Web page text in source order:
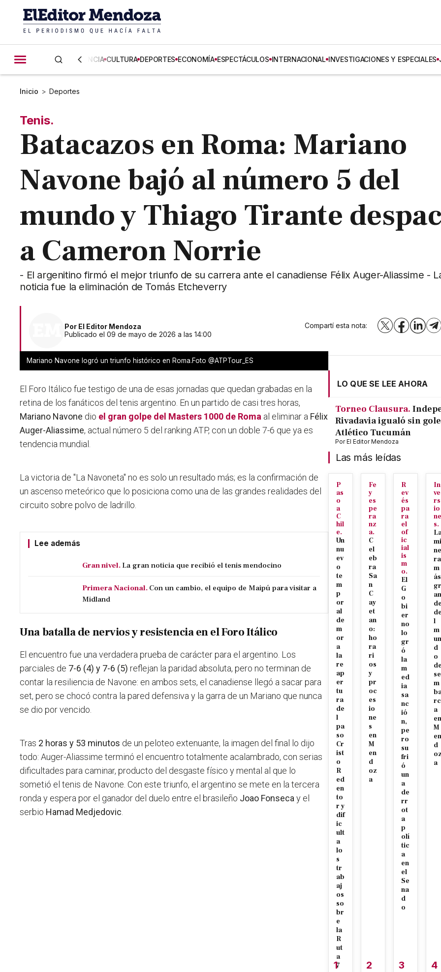
CIENCIA CULTURA DEPORTES ECONOMÍA ESPECTÁCULOS INTERNACIONAL INVESTIGACIONES Y ESPECIALES
Inicio > Deportes
Tenis.
Batacazos en Roma: Mariano
Navone bajó al número 5 del
mundo y Thiago Tirante
a Cameron Norrie
- El argenitino firmó el mejor triunfo de su carrera ante el canadiense Félix Auger-Aliassime -
noticia fue la eliminación de Tomás Etcheverry
Por El Editor Mendoza
Publicado el 09 de mayo de 2026 a las 14:00
Compartí esta nota: X Facebook
Mariano Navone logró un triunfo histórico en Roma.Foto @ATPTour_ES
El Foro Itálico fue testigo de una de esas jornadas que quedan grabadas en la
retina de los fanáticos del tenis argentino. En un partido de casi tres horas,
Mariano Navone dio el gran golpe del Masters 1000 de Roma al eliminar a Félix
Auger-Aliassime, actual número 5 del ranking ATP, con un doble 7-6 que ya es
tendencia mundial.
La victoria de "La Navoneta" no es solo un resultado más; es la confirmación de
un ascenso meteórico que lo posiciona como una de las grandes realidades del
circuito sobre polvo de ladrillo.
Lee además
Gran nivel. La gran noticia que recibió el tenis mendocino
Primera Nacional. Con un cambio, el equipo de Maipú para visitar a
Midland
Una batalla de nervios y resistencia en el Foro Itálico
El encuentro fue una verdadera prueba de carácter para el argentino. Los
parciales de 7-6 (4) y 7-6 (5) reflejan la paridad absoluta, pero no terminan de
contar la resiliencia de Navone: en ambos sets, el canadiense llegó a sacar para
set, pero se chocó contra la pared defensiva y la garra de un Mariano que nunca
se dio por vencido.
Tras 2 horas y 53 minutos de un peloteo extenuante, la imagen del final lo dijo
todo: Auger-Aliassime terminó el encuentro totalmente acalambrado, con serias
dificultades para caminar, producto del desgaste físico y mental al que lo
sometió el tenis de Navone. Con este triunfo, el argentino se mete en la tercera
ronda y espera por el ganador del duelo entre el brasileño Joao Fonseca y el
serbio Hamad Medjedovic
LO QUE SE LEE AHORA
Torneo Clausura.
Rivadavia igualó sin
Atlético Tucumán
PorEl Editor Mendoza
Las más leídas
P
as
o
a
C
hil
e.
Un
nu
ev
o
te
m
p
or
al
de
m
or
a
la
re
ap
er
tu
ra
de
l
pa
so
Cr
ist
o
R
ed
en
to
r y
dif
ic
ult
a
lo
s
tr
ab
aj
os
so
br
e
la
R
ut
a
7
1
Fe
y
es
pe
ra
nz
a.
C
el
eb
ra
Sa
n
C
ay
et
an
o:
ho
ra
ri
os
y
pr
oc
es
io
ne
s
en
M
en
d
oz
a
2
R
ev
és
pa
ra
el
of
ic
ial
is
m
o.
El
G
o
bi
er
no
lo
gr
ó
la
m
ed
ia
sa
nc
ió
n,
pe
ro
su
fri
ó
un
a
de
rr
ot
a
p
olí
tic
a
en
el
Se
na
d
o
3
In
ve
rs
io
ne
s.
mi
ne
ra
m
ás
gr
an
l
m
un
d
o
se
m
rc
a
en
M
en
d
a
4